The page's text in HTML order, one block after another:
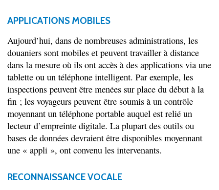
APPLICATIONS MOBILES
Aujourd’hui, dans de nombreuses administrations, les
douaniers sont mobiles et peuvent travailler à distance
dans la mesure où ils ont accès à des applications via une
tablette ou un téléphone intelligent. Par exemple, les
inspections peuvent être menées sur place du début à la
fin ; les voyageurs peuvent être soumis à un contrôle
moyennant un téléphone portable auquel est relié un
lecteur d’empreinte digitale. La plupart des outils ou
bases de données devraient être disponibles moyennant
une « appli », ont convenu les intervenants.
RECONNAISSANCE VOCALE